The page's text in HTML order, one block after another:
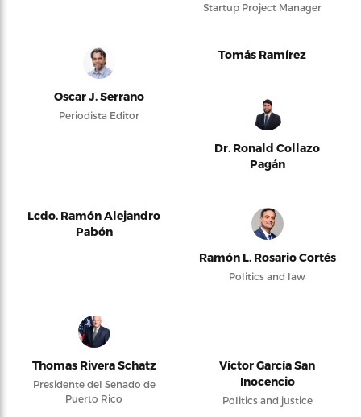
Startup Project Manager
Oscar J. Serrano
Periodista Editor
Tomás Ramírez
Dr. Ronald Collazo
Pagán
Lcdo. Ramón Alejandro
Pabón
Ramón L. Rosario Cortés
Politics and law
Thomas Rivera Schatz
Presidente del Senado de
Puerto Rico
Víctor García San
Inocencio
Politics and justice